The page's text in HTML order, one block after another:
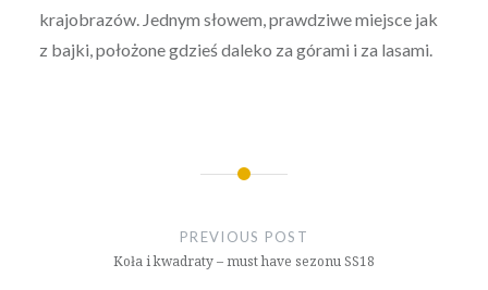
krajobrazów. Jednym słowem, prawdziwe miejsce jak
z bajki, położone gdzieś daleko za górami i za lasami.
PREVIOUS POST
Koła i kwadraty – must have sezonu SS18